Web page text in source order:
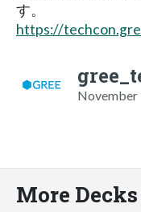
す。
https://
November
More